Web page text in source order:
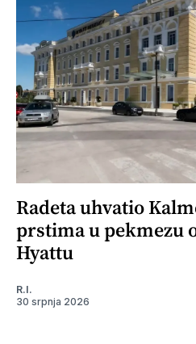
Radeta uhvatio
prstima u pekmezu
Hyattu
R.I.
30 srpnja 2026